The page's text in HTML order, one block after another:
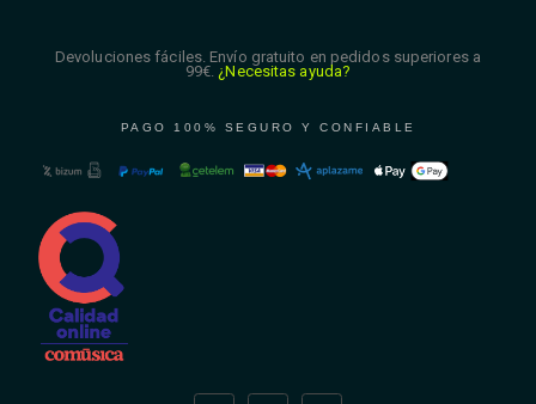
Devoluciones fáciles. Envío gratuito en pedidos superiores a
99€. ¿Necesitas ayuda?
PAGO 100% SEGURO Y CONFIABLE